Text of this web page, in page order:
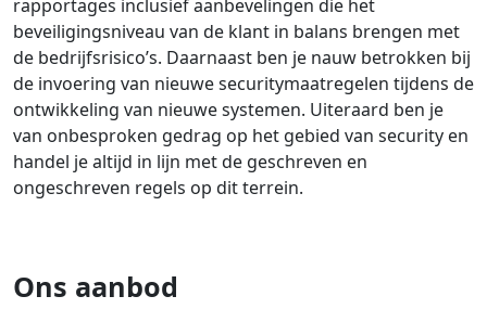
rapportages inclusief aanbevelingen die het
beveiligingsniveau van de klant in balans brengen met
de bedrijfsrisico’s. Daarnaast ben je nauw betrokken bij
de invoering van nieuwe securitymaatregelen tijdens de
ontwikkeling van nieuwe systemen. Uiteraard ben je
van onbesproken gedrag op het gebied van security en
handel je altijd in lijn met de geschreven en
ongeschreven regels op dit terrein.
Ons aanbod